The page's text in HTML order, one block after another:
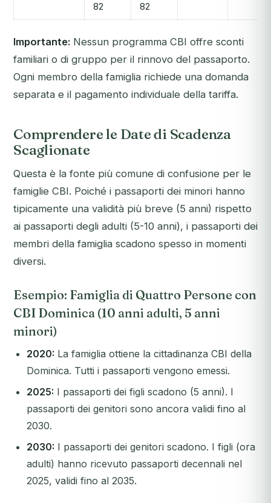
82
82
Importante: Nessun programma CBI offre sconti
familiari o di gruppo per il rinnovo del passaporto.
Ogni membro della famiglia richiede una domanda
separata e il pagamento individuale della tariffa.
Comprendere le Date di Scadenza
Scaglionate
Questa è la fonte più comune di confusione per le
famiglie CBI. Poiché i passaporti dei minori hanno
tipicamente una validità più breve (5 anni) rispetto
ai passaporti degli adulti (5-10 anni), i passaporti dei
membri della famiglia scadono spesso in momenti
diversi.
Esempio: Famiglia di Quattro Persone con
CBI Dominica (10 anni adulti, 5 anni
minori)
2020: La famiglia ottiene la cittadinanza CBI della
Dominica. Tutti i passaporti vengono emessi.
2025: I passaporti dei figli scadono (5 anni). I
passaporti dei genitori sono ancora validi fino al
2030.
2030: I passaporti dei genitori scadono. I figli (ora
adulti) hanno ricevuto passaporti decennali nel
2025, validi fino al 2035.